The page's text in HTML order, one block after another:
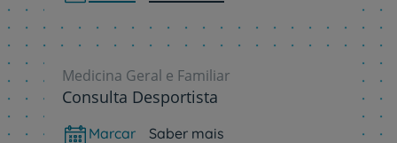
Medicina Geral e Familiar
Consulta Desportista
Marcar Saber mais